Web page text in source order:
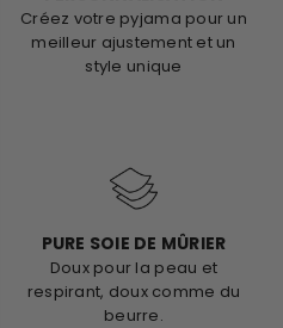
Créez votre pyjama pour un
meilleur ajustement et un
style unique
PURE SOIE DE MÛRIER
Doux pour la peau et
respirant, doux comme du
beurre.